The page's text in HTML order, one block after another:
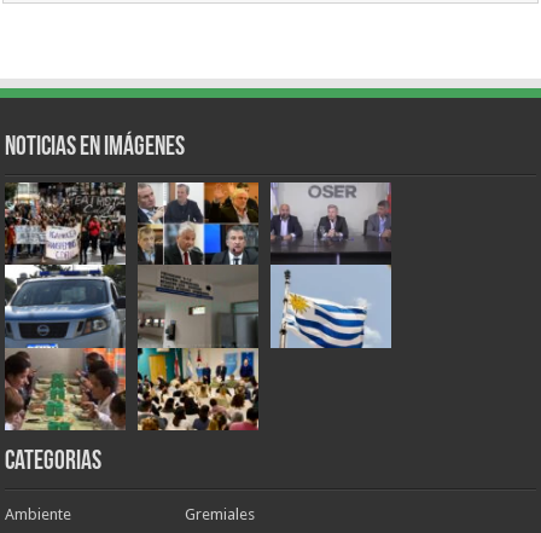
Noticias en Imágenes
Categorias
Ambiente Gremiales